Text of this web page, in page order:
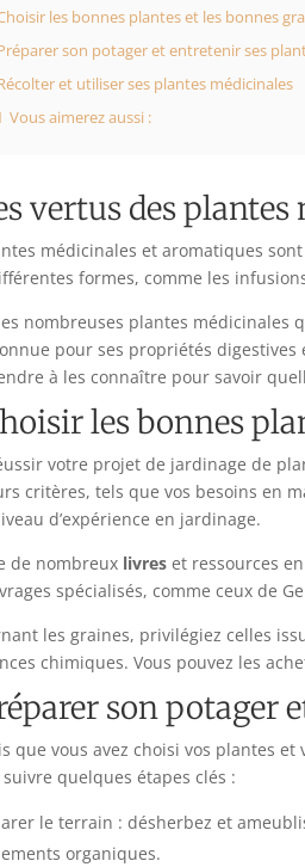
les bonnes plantes et les bonnes
son potager et entretenir ses
et utiliser ses plantes médicinales
Vous aimerez aussi :
vertus des
médicinales et aromatiques
formes, comme les
nombreuses plantes médicinales
pour ses propriétés
à les connaître pour savoir
les bonnes
votre projet de jardinage de
critères, tels que vos besoins en
d’expérience en jardinage.
de nombreux livreset ressources
spécialisés, comme ceux de
les graines, privilégiez celles
chimiques. Vous pouvez les
son potager
que vous avez choisi vos plantes
quelques étapes clés :
le terrain : désherbez et
organiques.